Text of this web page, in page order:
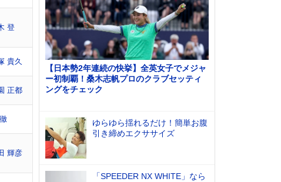
登
貴久
正都
輝彦
【日本勢2年連続の快挙】全英女子でメジャ
ー初制覇！桑木志帆プロのクラブセッティ
ングをチェック
ゆらゆら揺れるだけ！簡単お腹
引き締めエクササイズ
「SPEEDER NX WHITE」なら